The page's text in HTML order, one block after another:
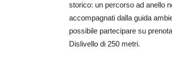
storico: un percorso ad anello
accompagnati dalla guida
possibile partecipare su
Dislivello di 250 metri.